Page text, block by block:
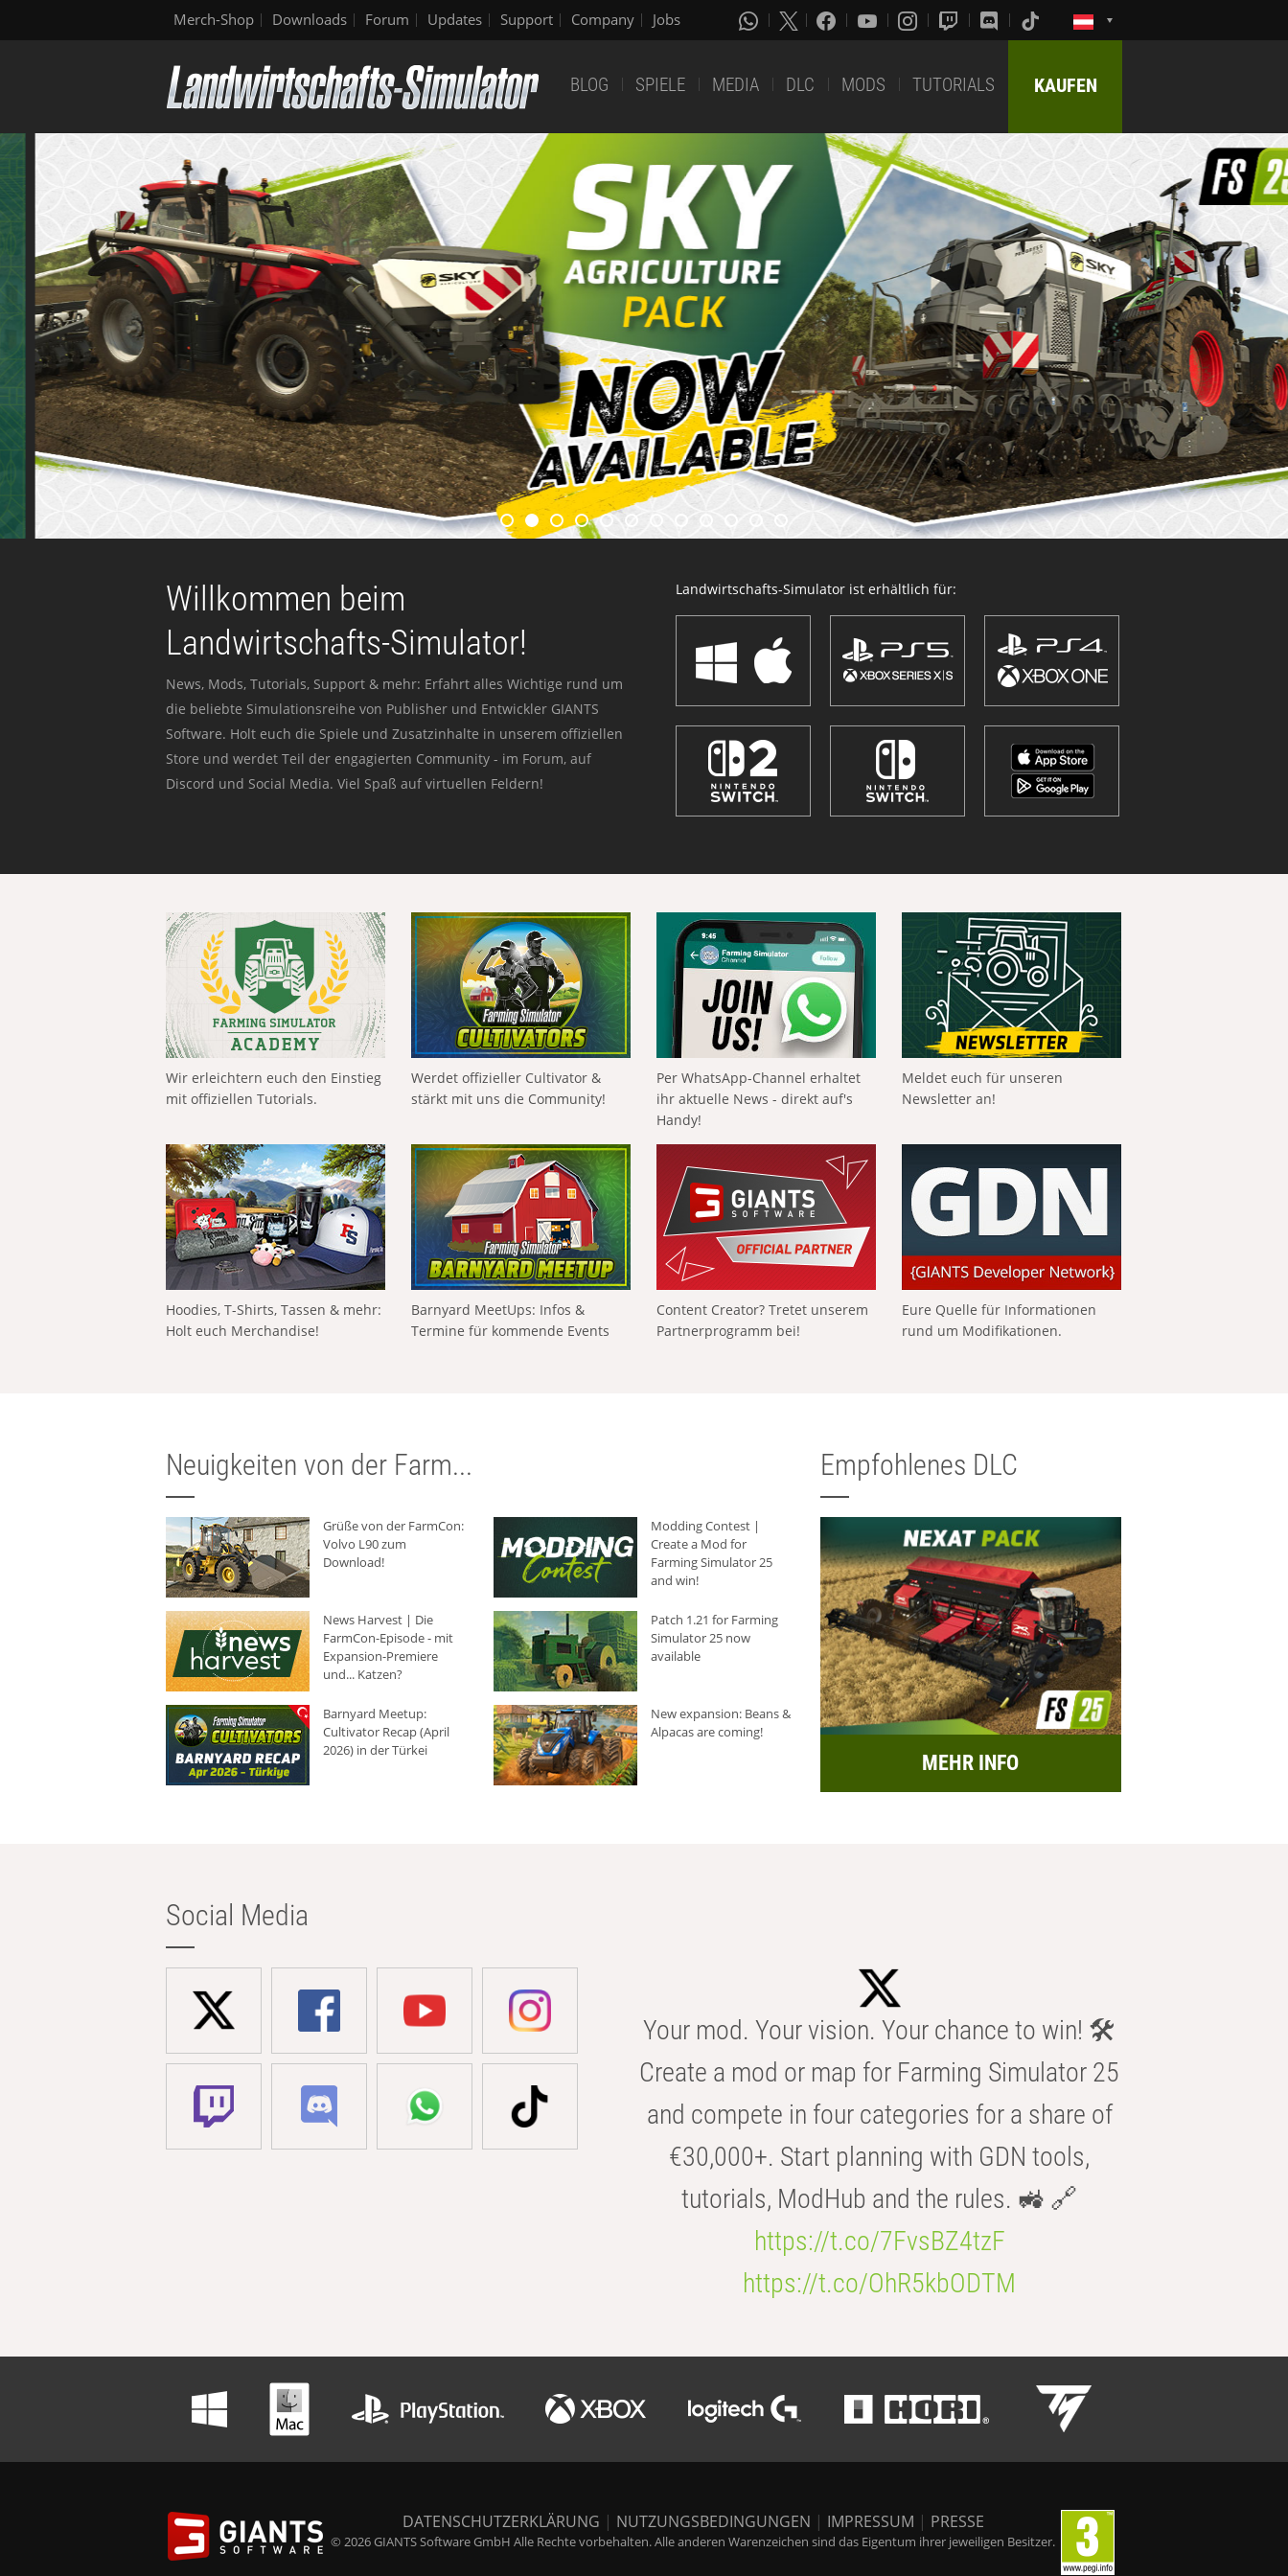
Merch-Shop Downloads Forum Updates Support Company Jobs
BLOG SPIELE MEDIA DLC MODS TUTORIALS KAUFEN
Willkommen beim
Landwirtschafts-Simulator!
News, Mods, Tutorials, Support & mehr: Erfahrt alles Wichtige rund um
die beliebte Simulationsreihe von Publisher und Entwickler GIANTS
Software. Holt euch die Spiele und Zusatzinhalte in unserem offiziellen
Store und werdet Teil der engagierten Community - im Forum, auf
Discord und Social Media. Viel Spaß auf virtuellen Feldern!
Landwirtschafts-Simulator ist erhältlich für:
Wir erleichtern euch den Einstieg
mit offiziellen Tutorials.
Werdet offizieller Cultivator &
stärkt mit uns die Community!
Per WhatsApp-Channel erhaltet
ihr aktuelle News - direkt auf's
Handy!
Meldet euch für unseren
Newsletter an!
Hoodies, T-Shirts, Tassen & mehr:
Holt euch Merchandise!
Barnyard MeetUps: Infos &
Termine für kommende Events
Content Creator? Tretet unserem
Partnerprogramm bei!
Eure Quelle für Informationen
rund um Modifikationen.
Neuigkeiten von der Farm...
Grüße von der FarmCon:
Volvo L90 zum
Download!
Modding Contest |
Create a Mod for
Farming Simulator 25
and win!
News Harvest | Die
FarmCon-Episode - mit
Expansion-Premiere
und... Katzen?
Patch 1.21 for Farming
Simulator 25 now
available
Barnyard Meetup:
Cultivator Recap (April
2026) in der Türkei
New expansion: Beans &
Alpacas are coming!
Empfohlenes DLC
MEHR INFO
Social Media
Your mod. Your vision. Your chance to win! 🛠️
Create a mod or map for Farming Simulator 25
and compete in four categories for a share of
€30,000+. Start planning with GDN tools,
tutorials, ModHub and the rules. 🚜 🔗
https://t.co/7FvsBZ4tzF
https://t.co/OhR5kbODTM
DATENSCHUTZERKLÄRUNG | NUTZUNGSBEDINGUNGEN | IMPRESSUM | PRESSE
© 2026 GIANTS Software GmbH Alle Rechte vorbehalten. Alle anderen Warenzeichen sind das Eigentum ihrer jeweiligen Besitzer.